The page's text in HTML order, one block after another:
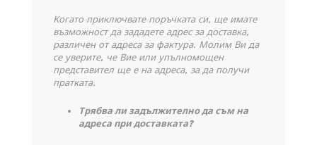
Когато приключвате поръчката си, ще имате
възможност да зададете адрес за доставка,
различен от адреса за фактура. Молим Ви да
се уверите, че Вие или упълномощен
представител ще е на адреса, за да получи
пратката.
Трябва ли задължително да съм на
адреса при доставката?